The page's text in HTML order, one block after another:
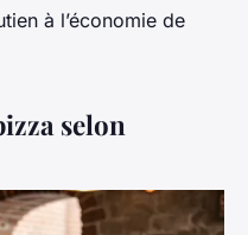
à l’économie de
selon